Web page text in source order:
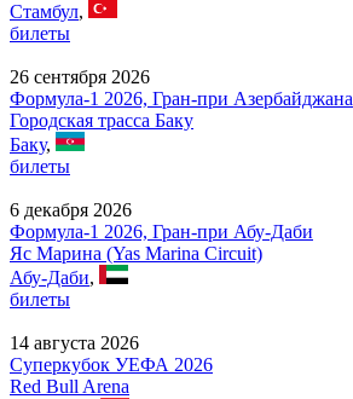
Стамбул,
билеты
26 сентября 2026
Формула-1 2026, Гран-при Азербайджана
Городская трасса Баку
Баку,
билеты
6 декабря 2026
Формула-1 2026, Гран-при Абу-Даби
Яс Марина (Yas Marina Circuit)
Абу-Даби,
билеты
14 августа 2026
Суперкубок УЕФА 2026
Red Bull Arena